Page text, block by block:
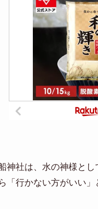
神社は、水の神様と
「行かない方がいい」